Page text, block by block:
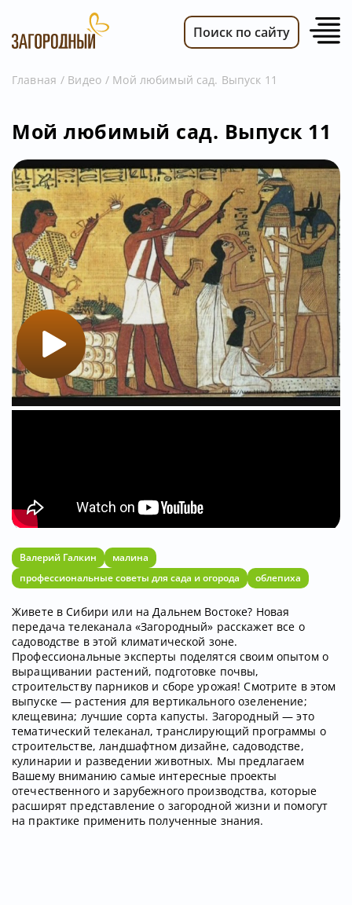
НОВОСТИ
ПЕРЕДАЧИ
ТЕЛЕПРОГРАММА
РЕКЛАМОДАТЕЛЯМ
Поиск по сайту
Главная Видео Мой любимый сад. Выпуск 11
Мой любимый сад. Выпуск 11
Валерий Галкин
малина
профессиональные советы для сада и огорода
облепиха
Живете в Сибири или на Дальнем Востоке? Новая
передача телеканала «Загородный» расскажет все о
садоводстве в этой климатической зоне.
Профессиональные эксперты поделятся своим опытом о
выращивании растений, подготовке почвы,
строительству парников и сборе урожая! Смотрите в этом
выпуске — растения для вертикального озеленение;
клещевина; лучшие сорта капусты. Загородный — это
тематический телеканал, транслирующий программы о
строительстве, ландшафтном дизайне, садоводстве,
кулинарии и разведении животных. Мы предлагаем
Вашему вниманию самые интересные проекты
отечественного и зарубежного производства, которые
расширят представление о загородной жизни и помогут
на практике применить полученные знания.